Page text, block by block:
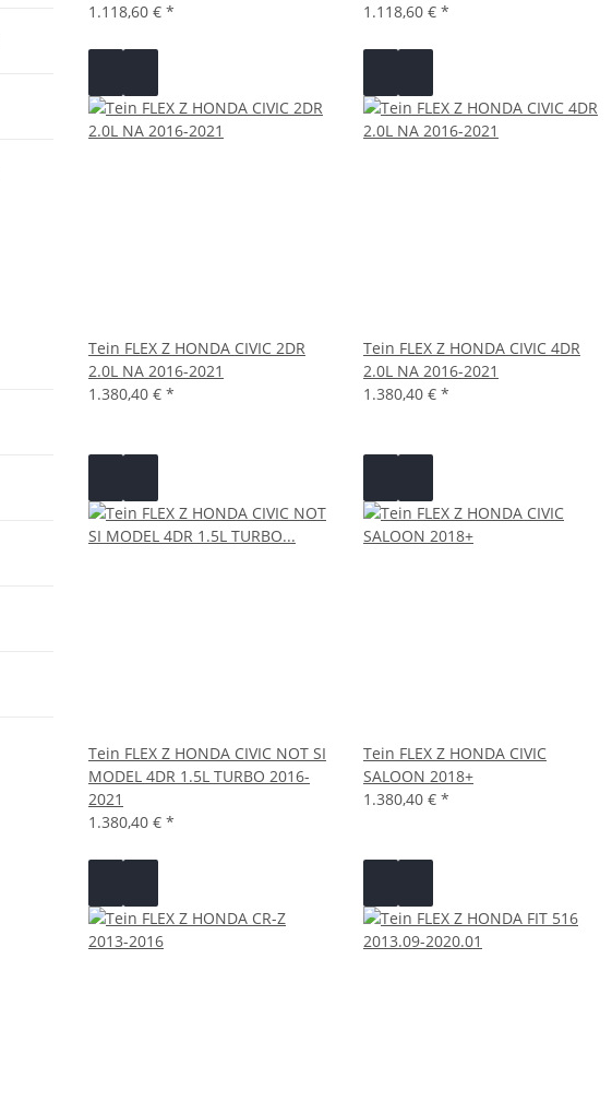
1.118,60 € *
1.118,60 € *
Tein FLEX Z HONDA CIVIC 2DR
2.0L NA 2016-2021
1.380,40 € *
Tein FLEX Z HONDA CIVIC 4DR
2.0L NA 2016-2021
1.380,40 € *
Tein FLEX Z HONDA CIVIC NOT SI
MODEL 4DR 1.5L TURBO 2016-
2021
1.380,40 € *
Tein FLEX Z HONDA CIVIC
SALOON 2018+
1.380,40 € *